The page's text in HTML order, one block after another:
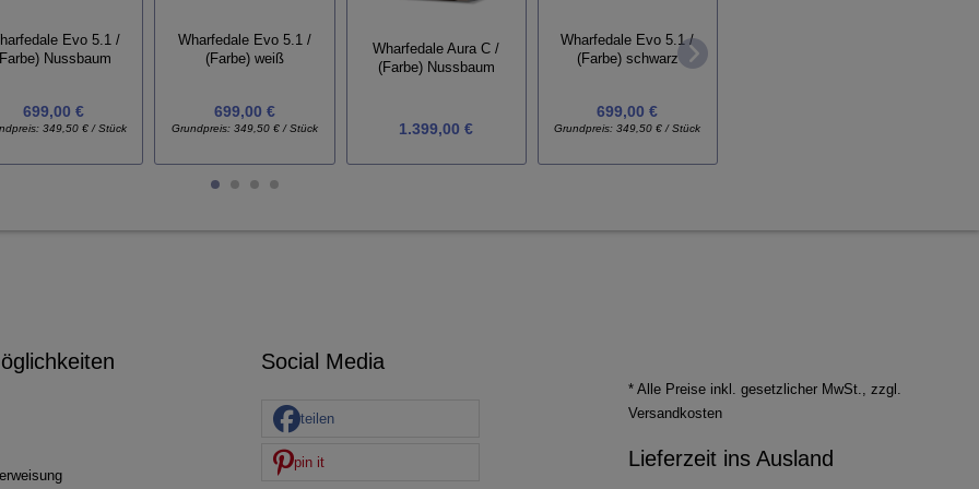
Evo 5.1 /
Nussbaum
699,00 €
349,50 € / Stück
Wharfedale Evo 5.1 /
(Farbe) weiß
699,00 €
Grundpreis: 349,50 € / Stück
Wharfedale Aura C /
(Farbe) Nussbaum
1.399,00 €
Wharfedale Evo 5.1 /
(Farbe) schwarz
699,00 €
Grundpreis:349,50 € / Stück
Social Media
teilen
pin it
* Alle Preise inkl. gesetzlicher MwSt., zzgl.
Versandkosten
Lieferzeit ins Ausland